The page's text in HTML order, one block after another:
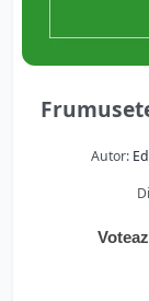
Autor: